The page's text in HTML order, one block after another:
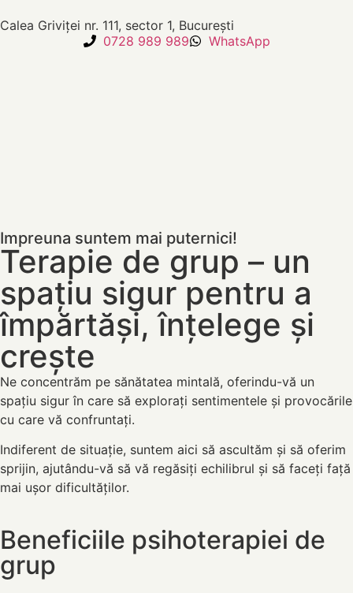
Calea Griviței nr. 111, sector 1, București
0728 989 989
WhatsApp
Impreuna suntem mai puternici!
Terapie de grup – un
spațiu sigur pentru a
împărtăși, înțelege și
crește
Ne concentrăm pe sănătatea mintală, oferindu-vă un
spațiu sigur în care să explorați sentimentele și provocările
cu care vă confruntați.
Indiferent de situație, suntem aici să ascultăm și să oferim
sprijin, ajutându-vă să vă regăsiți echilibrul și să faceți față
mai ușor dificultăților.
Beneficiile psihoterapiei de
grup